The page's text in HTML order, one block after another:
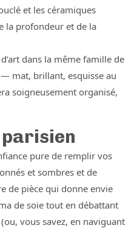
et les céramiques
la profondeur et de la
dans la même famille de
mat, brillant, esquisse au
soigneusement organisé,
parisien
pure de remplir vos
et sombres et de
de pièce qui donne envie
de soie tout en débattant
vous savez, en naviguant